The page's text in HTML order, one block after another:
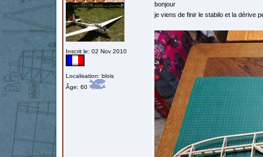
Inscrit le: 02 Nov 2010
Localisation: blois
Âge: 60
bonjour
je viens de finir le stabilo et la dérive